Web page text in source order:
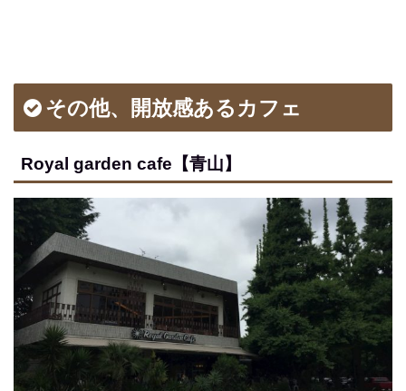
その他、開放感あるカフェ
Royal garden cafe【青山】